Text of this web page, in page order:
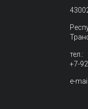
тел.:
+7-
e-